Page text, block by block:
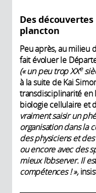
Des
plancton
Peu après, au milieu
fait évoluer le
(« un peu trop XXe
à la suite de Kai
transdisciplinarité
biologie cellulaire et
vraiment saisir un
organisation dans la
des physiciens et
ou encore avec des
mieux l’observer. Il
compétences ! »,